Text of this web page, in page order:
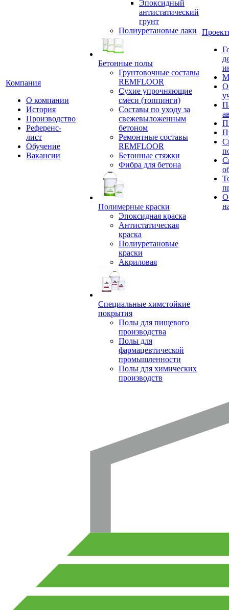
Компания
О компании
История
Производство
Референс-
лист
Обучение
Вакансии
Эпоксидный
антистатический
грунт
Полиуретановые лаки
Бетонные полы
Грунтовочные составы
REMFLOOR
Сухие упрочняющие
смеси (топпинги)
Составы по уходу за
свежевыложенным
бетоном
Ремонтные составы
REMFLOOR
Бетонные стяжки
Фибра для бетона
Полимерные краски
Эпоксидная краска
Антистатическая
краска
Полиуретановые
краски
Акриловая
Специальные химстойкие
покрытия
Полы для пищевого
производства
Полы для
фармацевтической
промышленности
Полы для химических
производств